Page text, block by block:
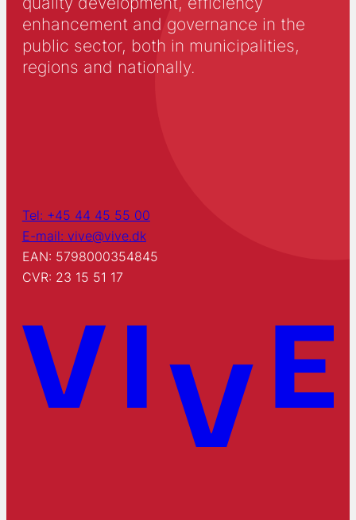
enhancement and governance in the
public sector, both in municipalities,
regions and nationally.
Tel: +45 44 45 55 00
E-mail: vive@vive.dk
EAN: 5798000354845
CVR: 23 15 51 17